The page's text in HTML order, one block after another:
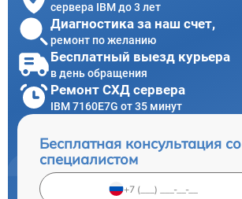
сервера IBM до 3 лет
Диагностика за наш счет,
ремонт по желанию
Бесплатный выезд курьера
в день обращения
Ремонт СХД сервера
IBM 7160E7G от 35 минут
Бесплатная консультация со
специалистом